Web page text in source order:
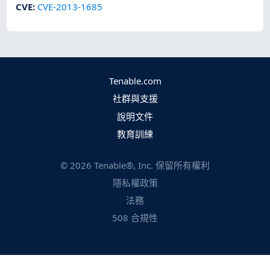
CVE: CVE-2013-1685
Tenable.com
社群與支援
說明文件
教育訓練
© 2026 Tenable®, Inc. 保留所有權利
隱私權政策
法務
508 合規性